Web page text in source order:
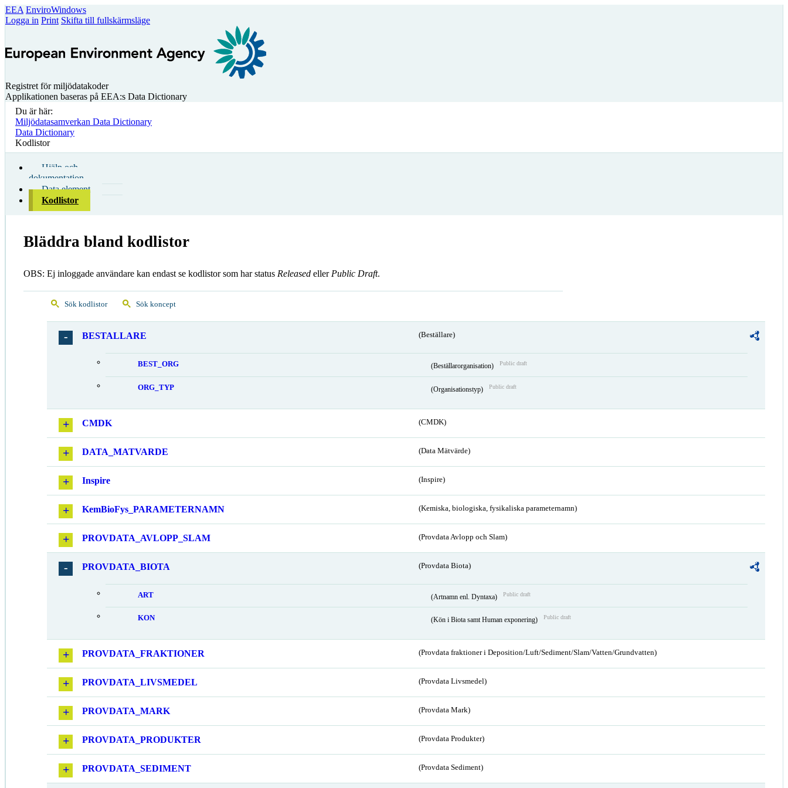
EEA EnviroWindows
Logga in Print Skifta till fullskärmsläge
Registret för miljödatakoder
Applikationen baseras på EEA:s Data Dictionary
Du är här:
Miljödatasamverkan Data Dictionary
Data Dictionary
Kodlistor
Hjälp och
dokumentation
Data element
Kodlistor
Bläddra bland kodlistor
OBS: Ej inloggade användare kan endast se kodlistor som har status Released eller Public Draft.
Sök kodlistor Sök koncept
BESTALLARE (Beställare)
BEST_ORG (Beställarorganisation) Public draft
ORG_TYP (Organisationstyp) Public draft
CMDK (CMDK)
DATA_MATVARDE (Data Mätvärde)
Inspire (Inspire)
KemBioFys_PARAMETERNAMN (Kemiska, biologiska, fysikaliska parameternamn)
PROVDATA_AVLOPP_SLAM (Provdata Avlopp och Slam)
PROVDATA_BIOTA (Provdata Biota)
ART (Artnamn enl. Dyntaxa) Public draft
KON (Kön i Biota samt Human exponering) Public draft
PROVDATA_FRAKTIONER (Provdata fraktioner i Deposition/Luft/Sediment/Slam/Vatten/Grundvatten)
PROVDATA_LIVSMEDEL (Provdata Livsmedel)
PROVDATA_MARK (Provdata Mark)
PROVDATA_PRODUKTER (Provdata Produkter)
PROVDATA_SEDIMENT (Provdata Sediment)